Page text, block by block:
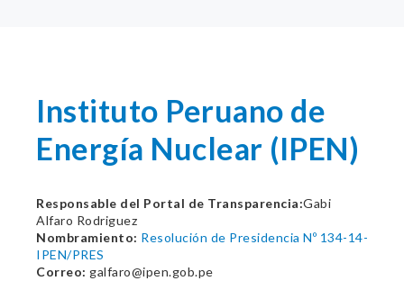
Instituto Peruano de
Energía Nuclear (IPEN)
Responsable del Portal de Transparencia:Gabi
Alfaro Rodriguez
Nombramiento: Resolución de Presidencia Nº 134-14-
IPEN/PRES
Correo: galfaro@ipen.gob.pe